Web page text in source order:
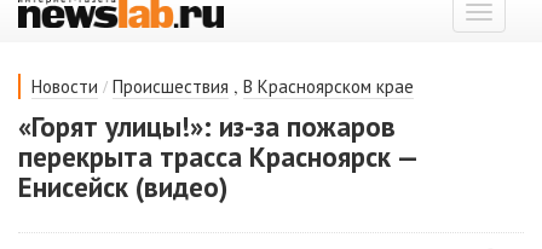
Показать
меню
Новости / Происшествия , В Красноярском крае
«Горят улицы!»: из-за пожаров
перекрыта трасса Красноярск —
Енисейск (видео)